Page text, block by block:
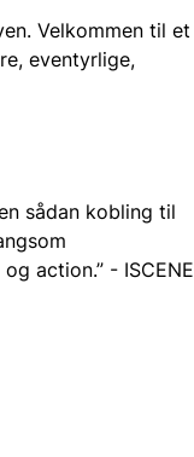
Velkommen til et
eventyrlige,
sådan kobling til
action.” - ISCENE